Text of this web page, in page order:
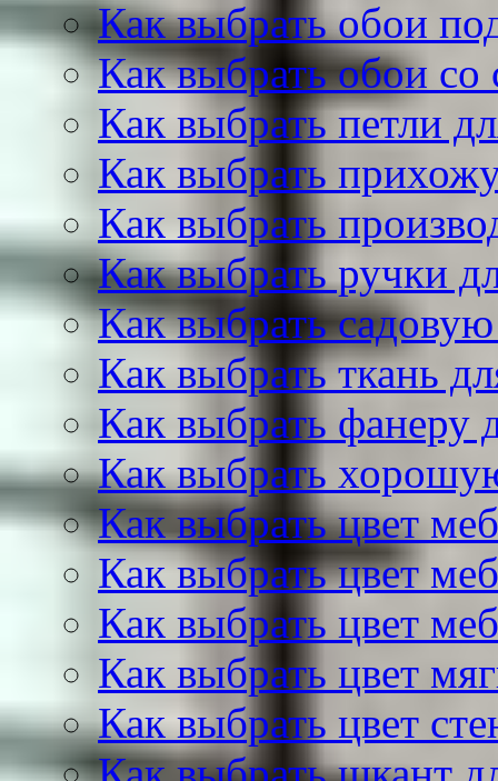
Как выбрать обои
Как выбрать обои со
Как выбрать петли
Как выбрать
Как выбрать
Как выбрать ручки
Как выбрать
Как выбрать ткань
Как выбрать фанеру
Как выбрать
Как выбрать цвет
Как выбрать цвет
Как выбрать цвет
Как выбрать цвет
Как выбрать цвет